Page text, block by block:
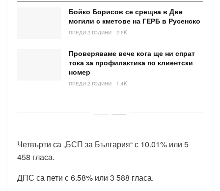
Бойко Борисов се срещна в Две
могили с кметове на ГЕРБ в Русенско
ПРЕДИ 2 ГОДИНИ 2.5K
Проверяваме вече кога ще ни спрат
тока за профилактика по клиентски
номер
ПРЕДИ 2 ГОДИНИ 1.4K
Четвърти са „БСП за България“ с 10.01% или 5
458 гласа.
ДПС са пети с 6.58% или 3 588 гласа.